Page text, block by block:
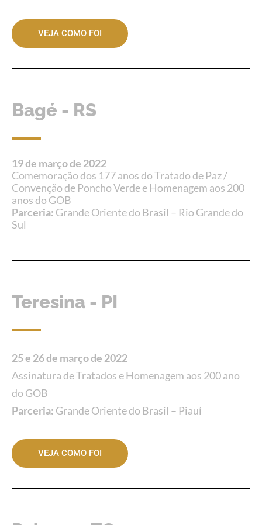
VEJA COMO FOI
Bagé - RS
19 de março de 2022
Comemoração dos 177 anos do Tratado de Paz /
Convenção de Poncho Verde e Homenagem aos 200
anos do GOB
Parceria: Grande Oriente do Brasil – Rio Grande do
Sul
Teresina - PI
25 e 26 de março de 2022
Assinatura de Tratados e Homenagem aos 200 ano
do GOB
Parceria: Grande Oriente do Brasil – Piauí
VEJA COMO FOI